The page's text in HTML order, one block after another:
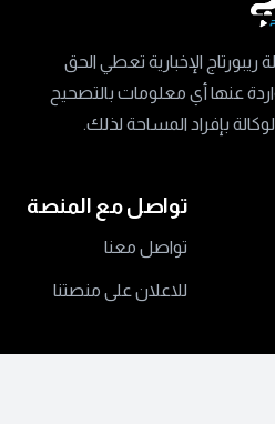
ريبورتاج الإخبارية تعطي الحق
عنها أي معلومات بالتصحيح
بإفراد المساحة لذلك.
تواصل مع المنصة
تواصل معنا
للاعلان على منصتنا